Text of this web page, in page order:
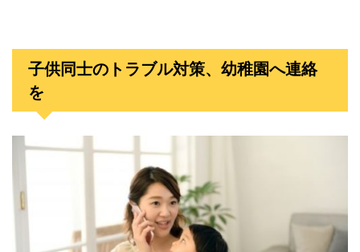
子供同士のトラブル対策、幼稚園へ連絡
を